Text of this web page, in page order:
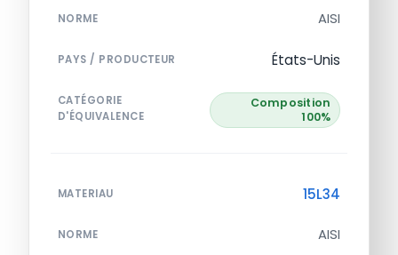
NORME AISI
PAYS / PRODUCTEUR États-Unis
CATÉGORIE
D'ÉQUIVALENCE
Composition
100%
MATERIAU 15L34
NORME AISI